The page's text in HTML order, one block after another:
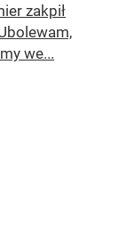
zakpił
we...